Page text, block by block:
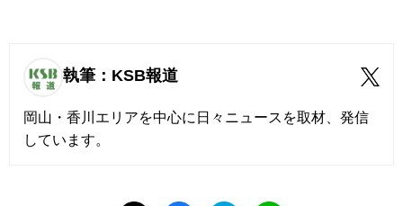
執筆：KSB報道
岡山・香川エリアを中心に日々ニュースを取材、発信
しています。